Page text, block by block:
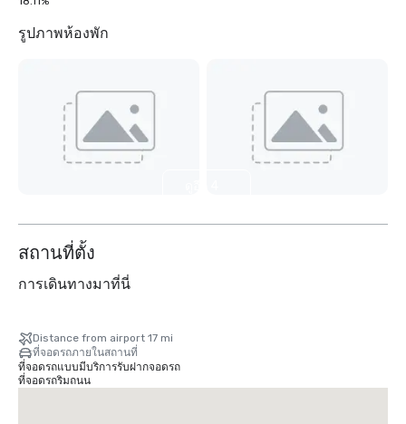
รูปภาพห้องพัก
สถานที่ตั้ง
การเดินทางมาที่นี่
Distance from airport 17 mi
ที่จอดรถภายในสถานที่
ที่จอดรถแบบมีบริการรับฝากจอดรถ
ที่จอดรถริมถนน